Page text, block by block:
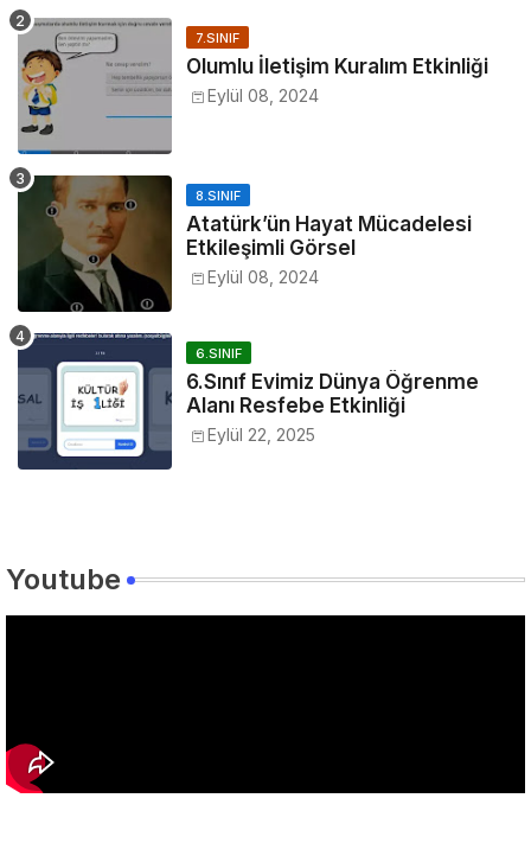
7.SINIF
Olumlu İletişim Kuralım Etkinliği
Eylül 08, 2024
8.SINIF
Atatürk’ün Hayat Mücadelesi
Etkileşimli Görsel
Eylül 08, 2024
6.SINIF
6.Sınıf Evimiz Dünya Öğrenme
Alanı Resfebe Etkinliği
Eylül 22, 2025
Youtube